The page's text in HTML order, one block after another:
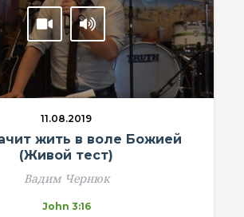
11.08.2019
жить в воле Божией
(Живой тест)
Вадим Чернюк
John 3:16